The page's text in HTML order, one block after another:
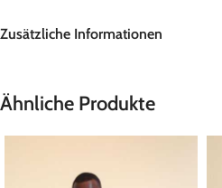
Zusätzliche Informationen
Ähnliche Produkte